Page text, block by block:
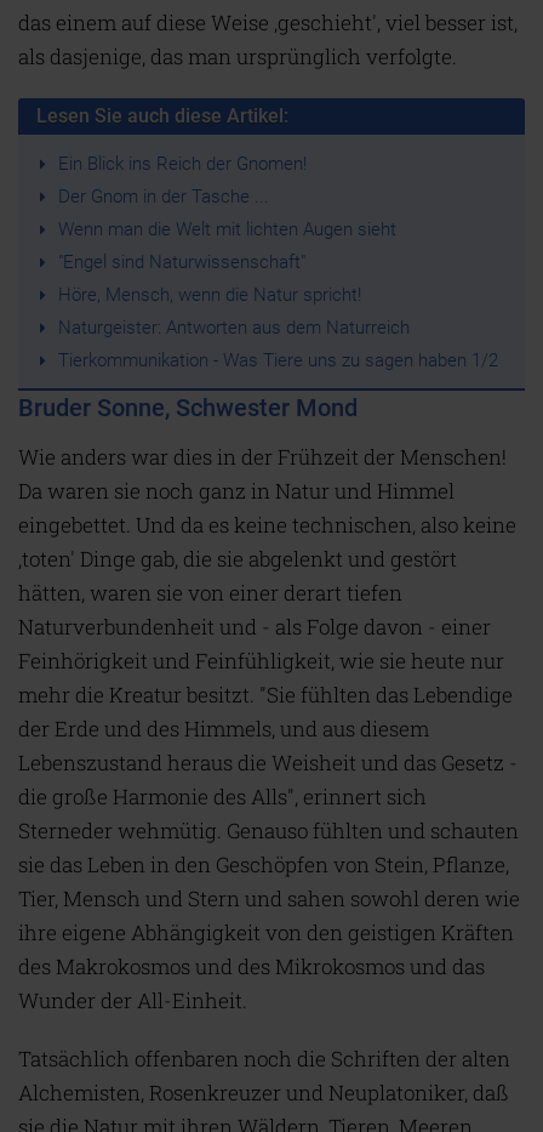
das einem auf diese Weise ,geschieht', viel besser ist,
als dasjenige, das man ursprünglich verfolgte.
Lesen Sie auch diese Artikel:
Ein Blick ins Reich der Gnomen!
Der Gnom in der Tasche ...
Wenn man die Welt mit lichten Augen sieht
"Engel sind Naturwissenschaft"
Höre, Mensch, wenn die Natur spricht!
Naturgeister: Antworten aus dem Naturreich
Tierkommunikation - Was Tiere uns zu sagen haben 1/2
Bruder Sonne, Schwester Mond
Wie anders war dies in der Frühzeit der Menschen!
Da waren sie noch ganz in Natur und Himmel
eingebettet. Und da es keine technischen, also keine
,toten' Dinge gab, die sie abgelenkt und gestört
hätten, waren sie von einer derart tiefen
Naturverbundenheit und - als Folge davon - einer
Feinhörigkeit und Feinfühligkeit, wie sie heute nur
mehr die Kreatur besitzt. "Sie fühlten das Lebendige
der Erde und des Himmels, und aus diesem
Lebenszustand heraus die Weisheit und das Gesetz -
die große Harmonie des Alls", erinnert sich
Sterneder wehmütig. Genauso fühlten und schauten
sie das Leben in den Geschöpfen von Stein, Pflanze,
Tier, Mensch und Stern und sahen sowohl deren wie
ihre eigene Abhängigkeit von den geistigen Kräften
des Makrokosmos und des Mikrokosmos und das
Wunder der All-Einheit.
Tatsächlich offenbaren noch die Schriften der alten
Alchemisten, Rosenkreuzer und Neuplatoniker, daß